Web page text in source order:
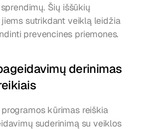
Šių iššūkių
sutrikdant veiklą leidžia
prevencines priemones.
derinimas
kūrimas reiškia
suderinimą su veiklos